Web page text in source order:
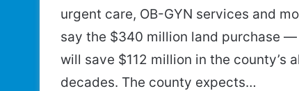
urgent care, OB-GYN services and
say the $340 million land purchase
will save $112 million in the
decades. The county expects…